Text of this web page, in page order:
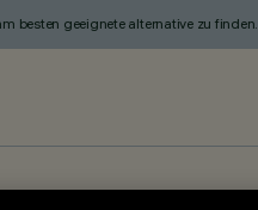
besten geeignete alternative zu finden.